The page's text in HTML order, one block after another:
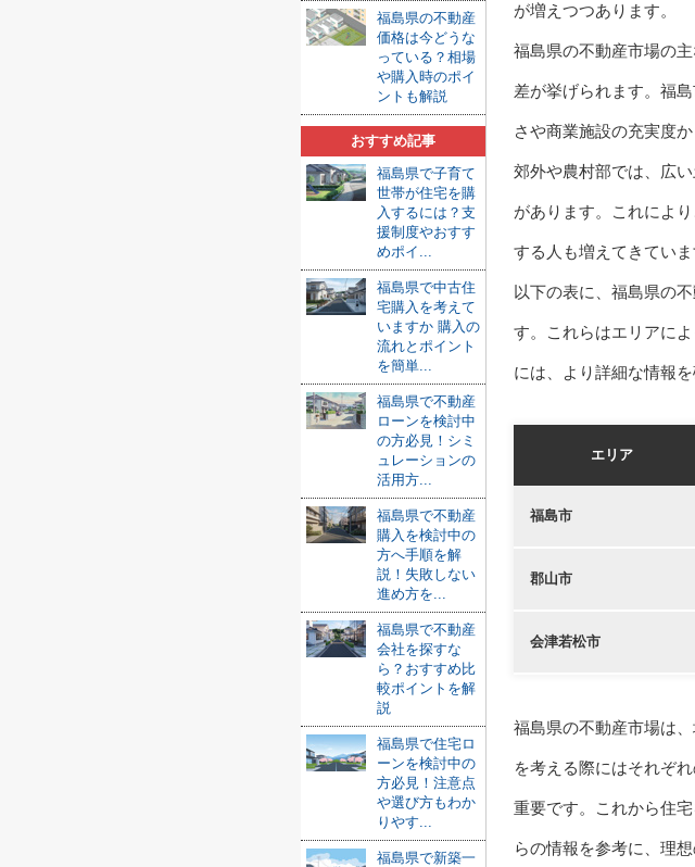
が増えつつあります。
福島県の不動産市場の
差が挙げられます。福
さや商業施設の充実度
郊外や農村部では、広
があります。これによ
する人も増えてきていま
以下の表に、福島県の
す。これらはエリアに
には、より詳細な情報
エリア
福島市
郡山市
会津若松市
福島県の不動産市場は
を考える際にはそれぞ
重要です。これから住
らの情報を参考に、理
福島県の不動産
価格は今どうな
っている？相場
や購入時のポイ
ントも解説
おすすめ記事
福島県で子育て
世帯が住宅を購
入するには？支
援制度やおすす
めポイ...
福島県で中古住
宅購入を考えて
いますか 購入の
流れとポイント
を簡単...
福島県で不動産
ローンを検討中
の方必見！シミ
ュレーションの
活用方...
福島県で不動産
購入を検討中の
方へ手順を解
説！失敗しない
進め方を...
福島県で不動産
会社を探すな
ら？おすすめ比
較ポイントを解
説
福島県で住宅ロ
ーンを検討中の
方必見！注意点
や選び方もわか
りやす...
福島県で新築一